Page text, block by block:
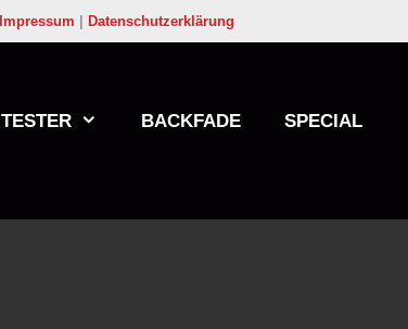
Impressum Datenschutzerklärung
TESTER BACKFADE SPECIAL